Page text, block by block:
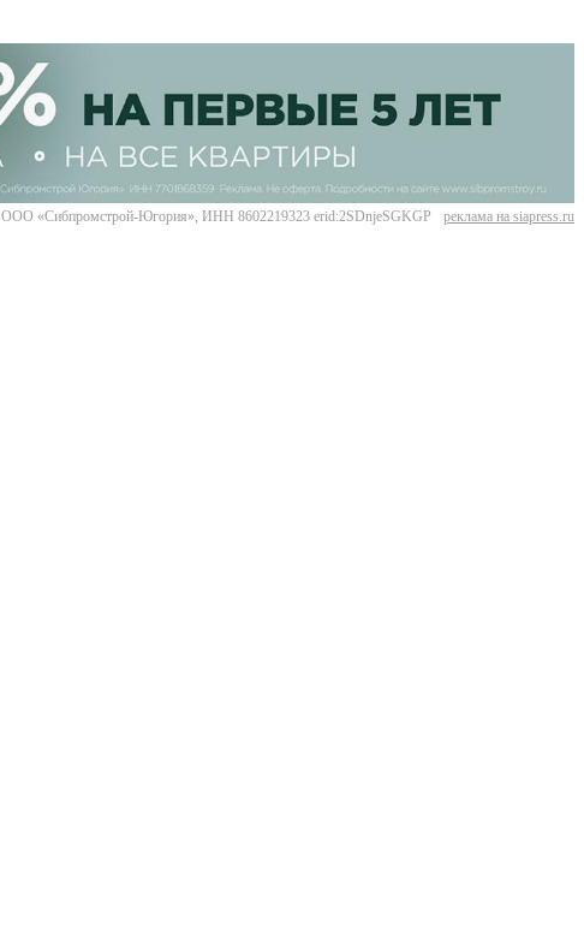
ООО «Сибпромстрой-Югория», ИНН 8602219323 erid:2SDnjeSGKGP реклама на siapress.ru